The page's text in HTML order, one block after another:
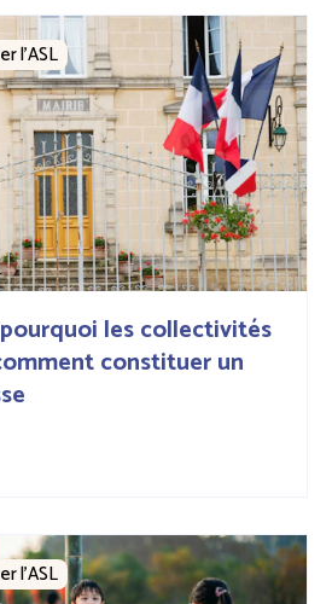
les collectivités
constituer un
l’ASL
l’ASL